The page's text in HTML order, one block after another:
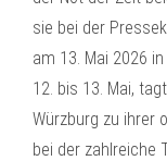
sie bei der
am 13. Mai 2026
12. bis 13. Mai,
Würzburg zu ihrer
bei der zahlreiche